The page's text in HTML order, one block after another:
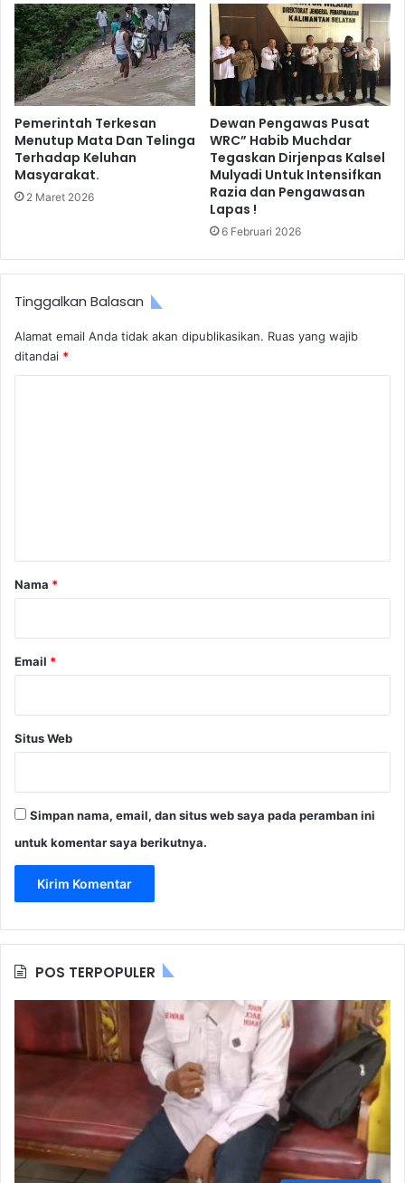
Pemerintah Terkesan
Menutup Mata Dan Telinga
Terhadap Keluhan
Masyarakat.
2 Maret 2026
Dewan Pengawas Pusat
WRC” Habib Muchdar
Tegaskan Dirjenpas Kalsel
Mulyadi Untuk Intensifkan
Razia dan Pengawasan
Lapas !
6 Februari 2026
Tinggalkan Balasan
Alamat email Anda tidak akan dipublikasikan. Ruas yang wajib
ditandai *
rNama *
Email *
Situs Web
Simpan nama, email, dan situs web saya pada peramban ini
untuk komentar saya berikutnya.
POS TERPOPULER